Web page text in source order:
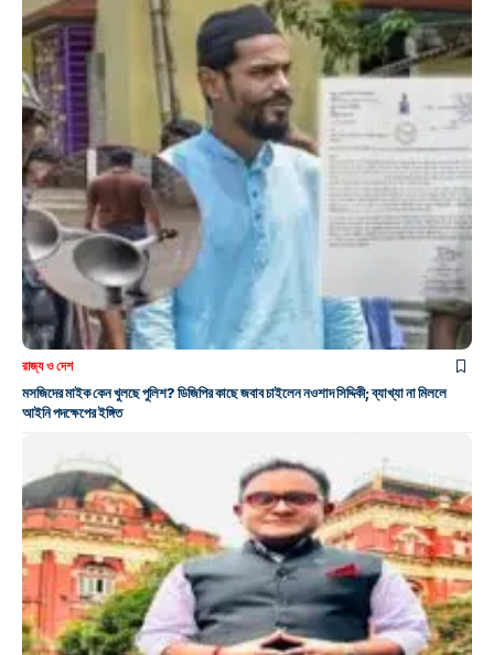
রাজ্য ও দেশ
মসজিদের মাইক কেন খুলছে পুলিশ? ডিজিপির কাছে জবাব চাইলেন নওশাদ সিদ্দিকী; ব্যাখ্যা না মিললে
আইনি পদক্ষেপের ইঙ্গিত